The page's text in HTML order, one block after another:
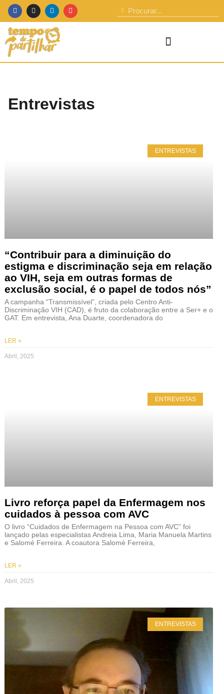
Entrevistas
ENTREVISTAS
“Contribuir para a diminuição do
estigma e discriminação seja em relação
ao VIH, seja em outras formas de
exclusão social, é o papel de todos nós”
A campanha “Transmissível”, criada pelo Centro Anti-
Discriminação VIH (CAD), é fruto da colaboração entre a Ser+ e o
GAT. Em entrevista, Ana Duarte, coordenadora do
LER »
Abril, 2025
ENTREVISTAS
Livro reforça papel da Enfermagem nos
cuidados à pessoa com AVC
O livro “Cuidados de Enfermagem na Pessoa com AVC” foi
lançado pelas especialistas Andreia Lima, Maria Manuela Martins
e Salomé Ferreira. A coautora Salomé Ferreira,
LER »
Abril, 2025
ENTREVISTAS